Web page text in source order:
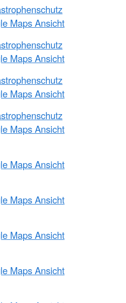
Maps Ansicht
Maps Ansicht
Maps Ansicht
Maps Ansicht
Maps Ansicht
Maps Ansicht
Maps Ansicht
Maps Ansicht